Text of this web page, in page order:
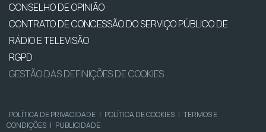
CONSELHO DE OPINIÃO
CONTRATO DE CONCESSÃO DO SERVIÇO PÚBLICO DE
RÁDIO E TELEVISÃO
RGPD
GESTÃO DAS DEFINIÇÕES DE COOKIES
POLÍTICA DE PRIVACIDADE | POLÍTICA DE COOKIES | TERMOS E
CONDIÇÕES | PUBLICIDADE